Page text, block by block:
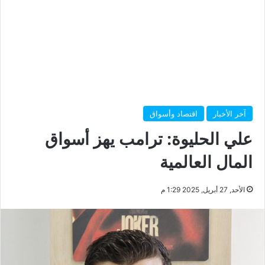
آخر الأخبار اقتصاد وأسواق
علي الحليوة: ترامب يهز أسواق
المال العالمية
الأحد, 27 أبريل, 2025 1:29 م